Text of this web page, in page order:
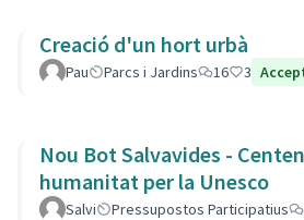
Creació d'un hort urbà
Pau Parcs i Jardins 16 3
Nou Bot Salvavides -
humanitat per la Unesco
Salvi Pressupostos Participatius